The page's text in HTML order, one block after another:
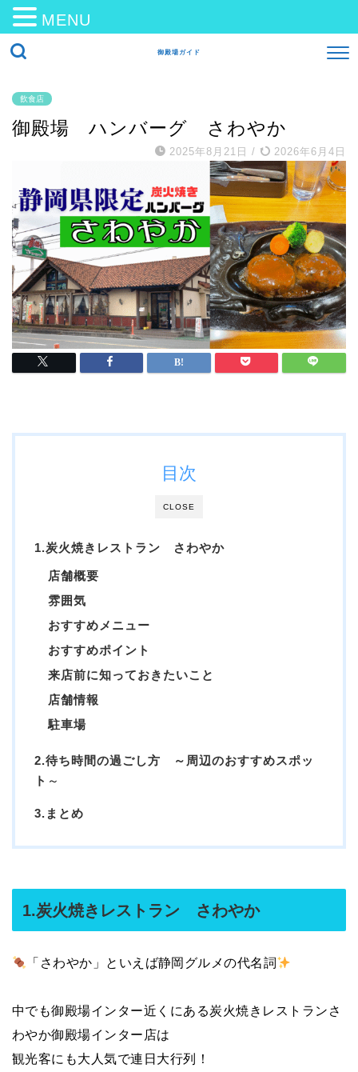
御殿場ガイド
飲食店
御殿場 ハンバーグ さわやか
2025年8月21日 / 2026年6月4日
CLOSE
目次
1.炭火焼きレストラン さわやか
店舗概要
雰囲気
おすすめメニュー
おすすめポイント
来店前に知っておきたいこと
店舗情報
駐車場
2.待ち時間の過ごし方 ～周辺のおすすめスポッ
ト ～
3.まとめ
1.炭火焼きレストラン さわやか
「さわやか」といえば静岡グルメの代名詞
中でも御殿場インター近くにある炭火焼きレストランさ
わやか御殿場インター店は
観光客にも大人気で連日大行列！
MENU